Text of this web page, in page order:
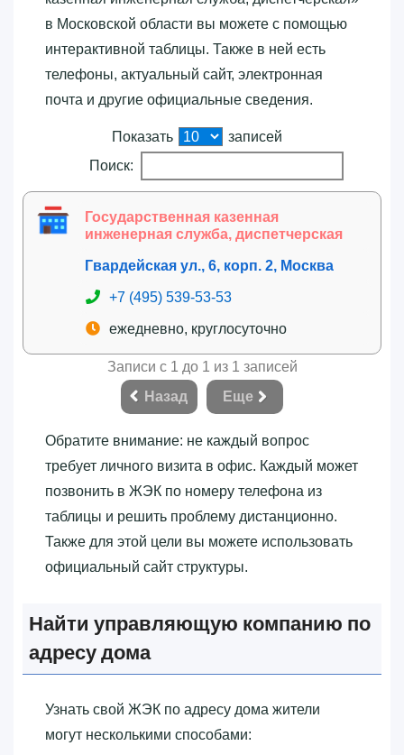
в Московской области вы можете с помощью
интерактивной таблицы. Также в ней есть
телефоны, актуальный сайт, электронная
почта и другие официальные сведения.
Показать
записей
Поиск:
Государственная казенная
инженерная служба, диспетчерская
Гвардейская ул., 6, корп. 2, Москва
+7 (495) 539-53-53
ежедневно, круглосуточно
Записи с 1 до 1 из 1 записей
Назад
Еще
Обратите внимание: не каждый вопрос
требует личного визита в офис. Каждый может
позвонить в ЖЭК по номеру телефона из
таблицы и решить проблему дистанционно.
Также для этой цели вы можете использовать
официальный сайт структуры.
Найти управляющую компанию по
адресу дома
Узнать свой ЖЭК по адресу дома жители
могут несколькими способами: